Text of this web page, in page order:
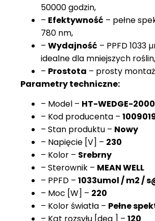
50000 godzin,
– Efektywność – pełne
780 nm,
– Wydajność – PPFD 1033
idealne dla mniejszych
– Prostota – prosty
Parametry techniczne:
– Model – HT-WEDGE-
– Kod producenta –
– Stan produktu – Nowy
– Napięcie [V] – 230
– Kolor – Srebrny
– Sterownik – MEAN WELL
– PPFD – 1033umol / m2 /
– Moc [W] – 220
– Kolor światła – Pełne